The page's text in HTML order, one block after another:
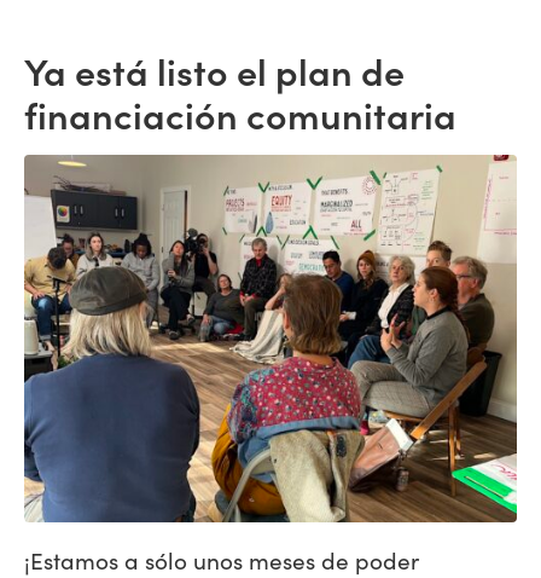
Ya está listo el plan de
financiación comunitaria
¡Estamos a sólo unos meses de poder